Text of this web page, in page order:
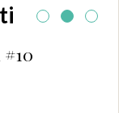
colpa del